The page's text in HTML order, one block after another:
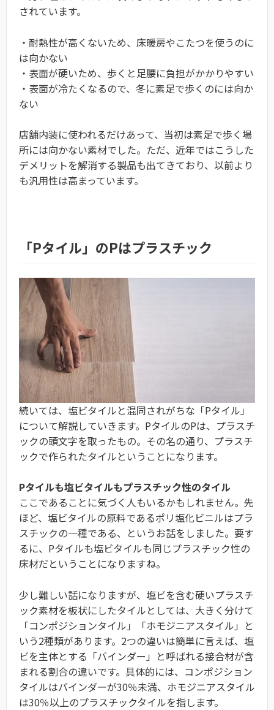
されています。
・耐熱性が高くないため、床暖房やこたつを使うのに
は向かない
・表面が硬いため、歩くと足腰に負担がかかりやすい
・表面が冷たくなるので、冬に素足で歩くのには向か
ない
店舗内装に使われるだけあって、当初は素足で歩く場
所には向かない素材でした。ただ、近年ではこうした
デメリットを解消する製品も出てきており、以前より
も汎用性は高まっています。
「Pタイル」のPはプラスチック
続いては、塩ビタイルと混同されがちな「Pタイル」
について解説していきます。PタイルのPは、プラスチ
ックの頭文字を取ったもの。その名の通り、プラスチ
ックで作られたタイルということになります。
Pタイルも塩ビタイルもプラスチック性のタイル
ここであることに気づく人もいるかもしれません。先
ほど、塩ビタイルの原料であるポリ塩化ビニルはプラ
スチックの一種である、というお話をしました。要す
るに、Pタイルも塩ビタイルも同じプラスチック性の
床材だということになりますね。
少し難しい話になりますが、塩ビを含む硬いプラスチ
ック素材を板状にしたタイルとしては、大きく分けて
「コンポジションタイル」「ホモジニアスタイル」と
いう2種類があります。2つの違いは簡単に言えば、塩
ビを主体とする「バインダー」と呼ばれる接合材が含
まれる割合の違いです。具体的には、コンポジション
タイルはバインダーが30％未満、ホモジニアスタイル
は30％以上のプラスチックタイルを指します。